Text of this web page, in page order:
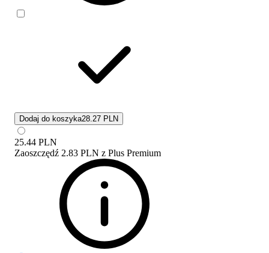
Dodaj do koszyka28.27 PLN
25.44 PLN
Zaoszczędź 2.83 PLN z Plus Premium